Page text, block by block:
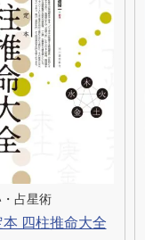
占星術
四柱推命大全